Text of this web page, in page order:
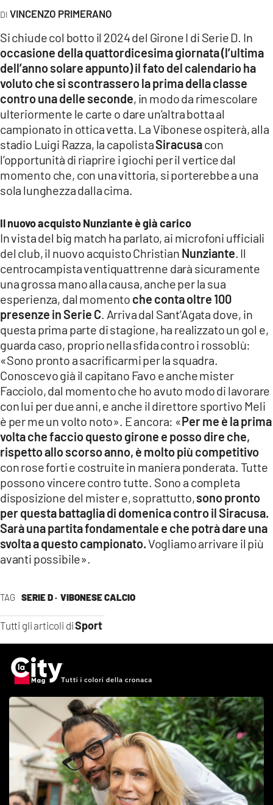
Network
LACPLAY.IT
LACTV.IT
LACONAIR.IT
LACITYMAG.IT
ILREGGINO.IT
COSENZACHANNEL.IT
CATANZAROCHANNEL.IT
LACAPITALENEWS.IT
App
ANDROID
APPLE
VINCENZO PRIMERANO
TAG SERIE D · VIBONESE CALCIO
Tutti gli articoli diSport
Si chiude col botto il 2024 del Girone I di Serie D. In
occasione della quattordicesima giornata (l’ultima
dell’anno solare appunto) il fato del calendario ha
voluto che si scontrassero la prima della classe
contro una delle seconde, in modo da rimescolare
ulteriormente le carte o dare un’altra botta al
campionato in ottica vetta. La Vibonese ospiterà, alla
stadio Luigi Razza, la capolistaSiracusacon
l’opportunità di riaprire i giochi per il vertice dal
momento che, con una vittoria, si porterebbe a una
sola lunghezza dalla cima.
Il nuovo acquisto Nunziante è già carico
In vista del big match ha parlato, ai microfoni ufficiali
del club, il nuovo acquisto Christian Nunziante . Il
centrocampista ventiquattrenne darà sicuramente
una grossa mano alla causa, anche per la sua
esperienza, dal momento che conta oltre 100
presenze in Serie C . Arriva dal Sant’Agata dove, in
questa prima parte di stagione, ha realizzato un gol e,
guarda caso, proprio nella sfida contro i rossoblù:
«Sono pronto a sacrificarmi per la squadra.
Conoscevo già il capitano Favo e anche mister
Facciolo, dal momento che ho avuto modo di lavorare
con lui per due anni, e anche il direttore sportivo Meli
è per me un volto noto». E ancora: «Per me è la prima
volta che faccio questo girone e posso dire che,
rispetto allo scorso anno, è molto più competitivo
con rose forti e costruite in maniera ponderata. Tutte
possono vincere contro tutte. Sono a completa
disposizione del mister e, soprattutto,sono pronto
per questa battaglia di domenica contro il Siracusa.
Sarà una partita fondamentale e che potrà dare una
svolta a questo campionato.Vogliamo arrivare il più
avanti possibile».